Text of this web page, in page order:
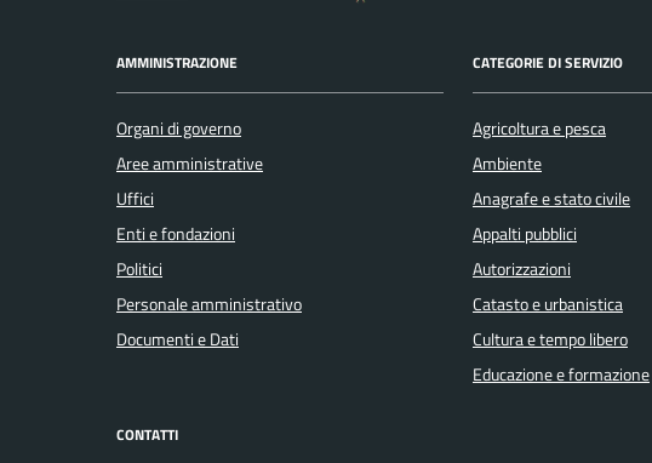
AMMINISTRAZIONE
Organi di governo
Aree amministrative
Uffici
Enti e fondazioni
Politici
Personale amministrativo
Documenti e Dati
CATEGORIE DI SERVIZIO
Agricoltura e pesca
Ambiente
Anagrafe e stato civile
Appalti pubblici
Autorizzazioni
Catasto e urbanistica
Cultura e tempo libero
Educazione e formazione
CONTATTI